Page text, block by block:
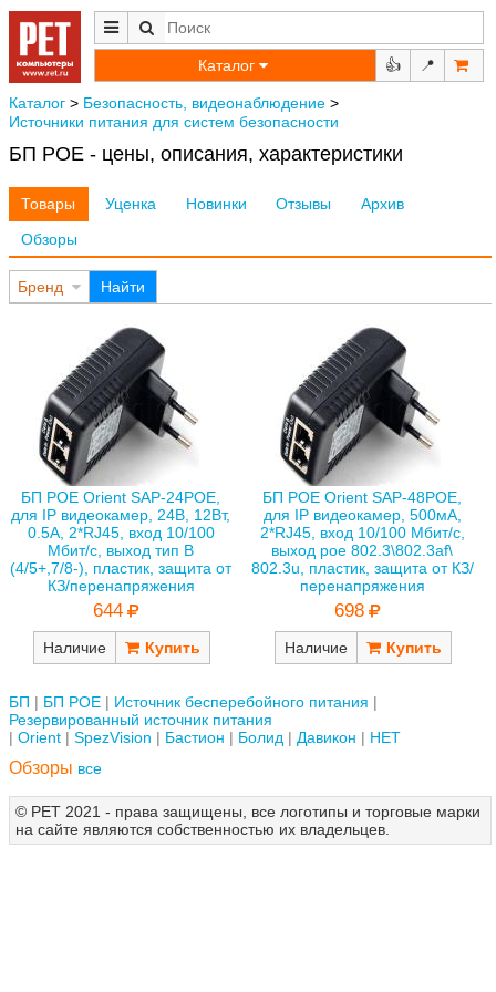
Каталог 👍 📍
Каталог > Безопасность, видеонаблюдение >
Источники питания для систем безопасности
БП POE - цены, описания, характеристики
Товары Уценка Новинки Отзывы
Архив
Обзоры
Бренд Найти
БП POE Orient SAP-24POE,
для IP видеокамер, 24В, 12Вт,
0.5А, 2*RJ45, вход 10/100
Мбит/с, выход тип B
(4/5+,7/8-), пластик, защита от
КЗ/перенапряжения
644
Наличие
БП POE Orient SAP-48POE,
для IP видеокамер, 500мА,
2*RJ45, вход 10/100 Мбит/с,
выход poe 802.3\802.3af\
802.3u, пластик, защита от КЗ/
перенапряжения
698
Наличие
БП БП POE
Источник бесперебойного питания
Резервированный источник питания
Orient
SpezVision Бастион Болид Давикон НЕТ
Обзоры все
© РЕТ 2021 - права защищены, все логотипы и торговые марки
на сайте являются собственностью их владельцев.